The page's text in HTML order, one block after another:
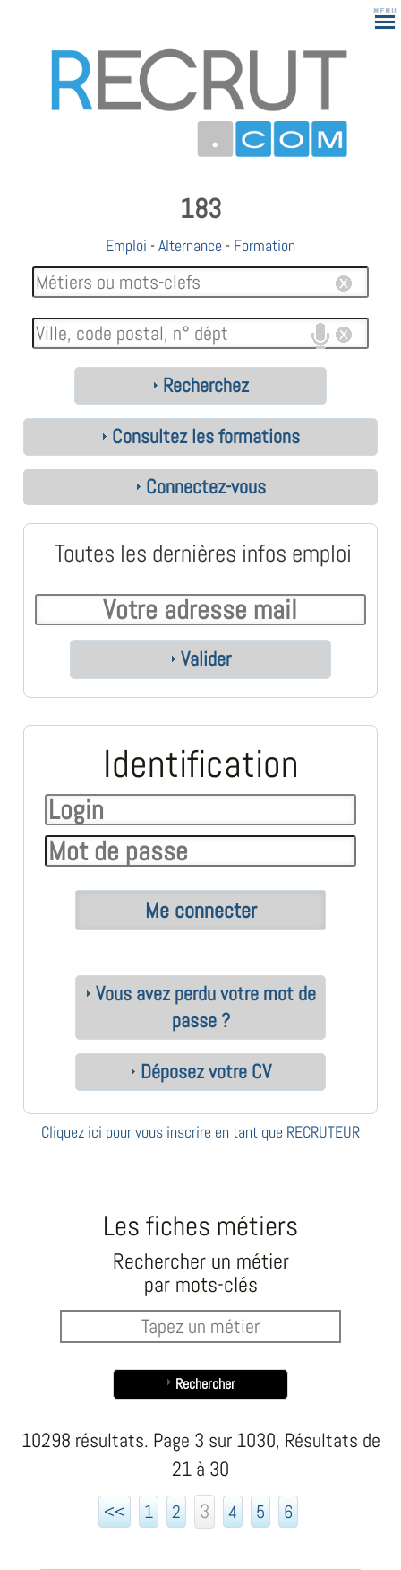
183
Emploi -Alternance - Formation
Recherchez
Consultez les formations
Connectez-vous
Toutes les dernières infos emploi
Valider
Identification
Vous avez perdu votre mot de
passe ?
Déposez votre CV
Cliquez ici pour vous inscrire en tant que RECRUTEUR
Les fiches métiers
Rechercher un métier
par mots-clés
Rechercher
10298 résultats. Page 3 sur 1030, Résultats de
21 à 30
<< 1 2 3 4 5 6